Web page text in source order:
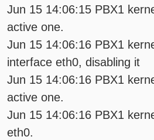
Jun 15 14:06:15 PBX1
active one.
Jun 15 14:06:16 PBX1
interface eth0, disabling it
Jun 15 14:06:16 PBX1
active one.
Jun 15 14:06:16 PBX1
eth0.